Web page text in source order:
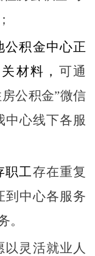
公积金中心正
材料， 可通
公积金”微信
中心线下各服
职工存在重复
到中心各服务
。
以灵活就业人